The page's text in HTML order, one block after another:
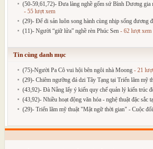
(50-59,61,72)- Đưa làng nghề gốm sứ Bình Dương gia
- 55 lượt xem
(29)- Để di sản luôn song hành cùng nhịp sống đương
(11)- Người “giữ lửa” nghề rèn Phúc Sen - 62 lượt xem
Tin cùng danh mục
(75)-Người Pa Cô vui hội bên ngôi nhà Moong - 21
(29)- Chiêm ngưỡng đá dzi Tây Tạng tại Triển lãm mỹ
(43,92)- Đà Nẵng lấy ý kiến quy chế quản lý kiến trúc
(43,92)- Nhiều hoạt động văn hóa - nghệ thuật đặc sắc
(29)- Triển lãm mỹ thuật "Mật ngữ thời gian" - Cuộc